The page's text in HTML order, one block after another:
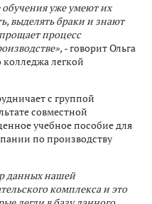
уже умеют их
выделять браки и знают
процесс
- говорит Ольга
легкой
с группой
совместной
учебное пособие для
по производству
данных нашей
комплекса и это